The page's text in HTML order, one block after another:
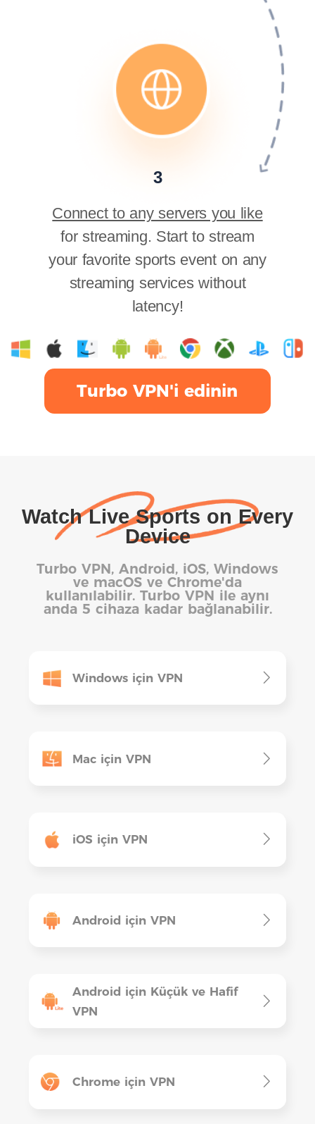
3
Connect to any servers you like
for streaming. Start to stream
your favorite sports event on any
streaming services without
latency!
Turbo VPN'i edinin
Watch Live Sports on Every
Device
Turbo VPN, Android, iOS, Windows
ve macOS ve Chrome'da
kullanılabilir. Turbo VPN ile aynı
anda 5 cihaza kadar bağlanabilir.
Windows için VPN
Mac için VPN
iOS için VPN
Android için VPN
Android için Küçük ve Hafif
VPN
Chrome için VPN